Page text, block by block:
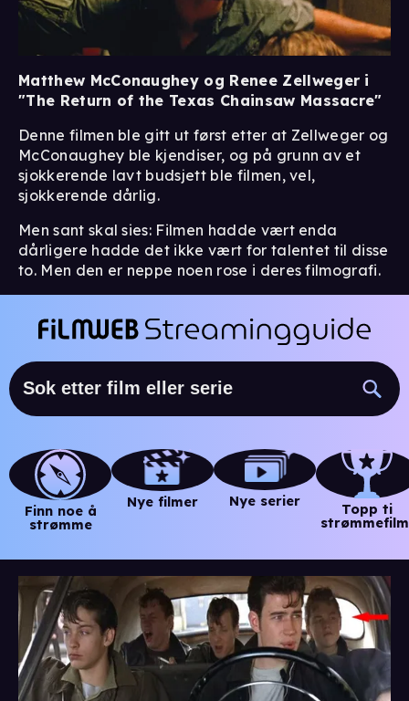
Matthew McConaughey og Renee Zellweger i
"The Return of the Texas Chainsaw Massacre"
Denne filmen ble gitt ut først etter at Zellweger og
McConaughey ble kjendiser, og på grunn av et
sjokkerende lavt budsjett ble filmen, vel,
sjokkerende dårlig.
Men sant skal sies: Filmen hadde vært enda
dårligere hadde det ikke vært for talentet til disse
to. Men den er neppe noen rose i deres filmografi.
Finn noe å
strømme
Nye filmer Nye serier
Topp ti